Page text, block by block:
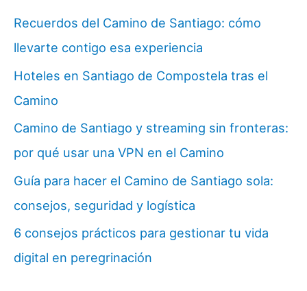
Recuerdos del Camino de Santiago: cómo
llevarte contigo esa experiencia
Hoteles en Santiago de Compostela tras el
Camino
Camino de Santiago y streaming sin fronteras:
por qué usar una VPN en el Camino
Guía para hacer el Camino de Santiago sola:
consejos, seguridad y logística
6 consejos prácticos para gestionar tu vida
digital en peregrinación